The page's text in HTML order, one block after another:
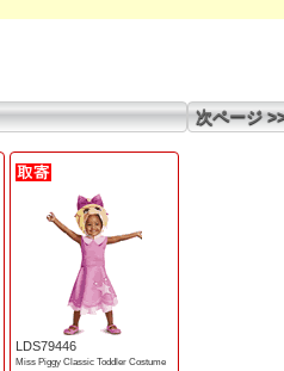
次ページ
LDS79446
Miss Piggy Classic Toddler Costume